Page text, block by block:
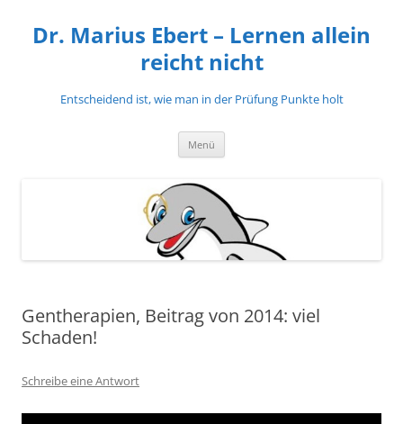
springen
Dr. Marius Ebert – Lernen allein
reicht nicht
Entscheidend ist, wie man in der Prüfung Punkte holt
Menü
Gentherapien, Beitrag von 2014: viel
Schaden!
Schreibe eine Antwort